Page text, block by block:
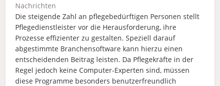
Nachrichten
Die steigende Zahl an pflegebedürftigen Personen stellt
Pflegedienstleister vor die Herausforderung, ihre
Prozesse effizienter zu gestalten. Speziell darauf
abgestimmte Branchensoftware kann hierzu einen
entscheidenden Beitrag leisten. Da Pflegekräfte in der
Regel jedoch keine Computer-Experten sind, müssen
diese Programme besonders benutzerfreundlich